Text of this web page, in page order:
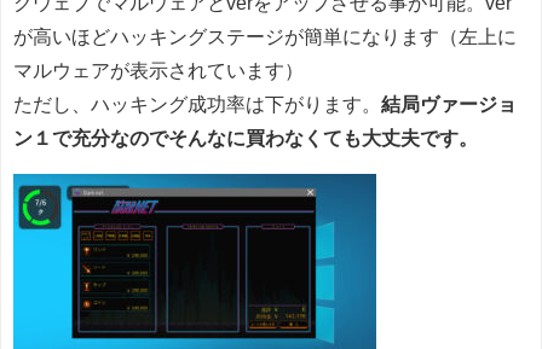
が高いほどハッキングステージが簡単になります（左上に
マルウェアが表示されています）
ただし、ハッキング成功率は下がります。 結局ヴァージョ
ン１で充分なのでそんなに買わなくても大丈夫です。